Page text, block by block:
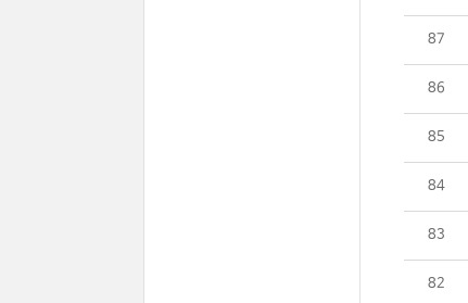
87
86
85
84
83
82